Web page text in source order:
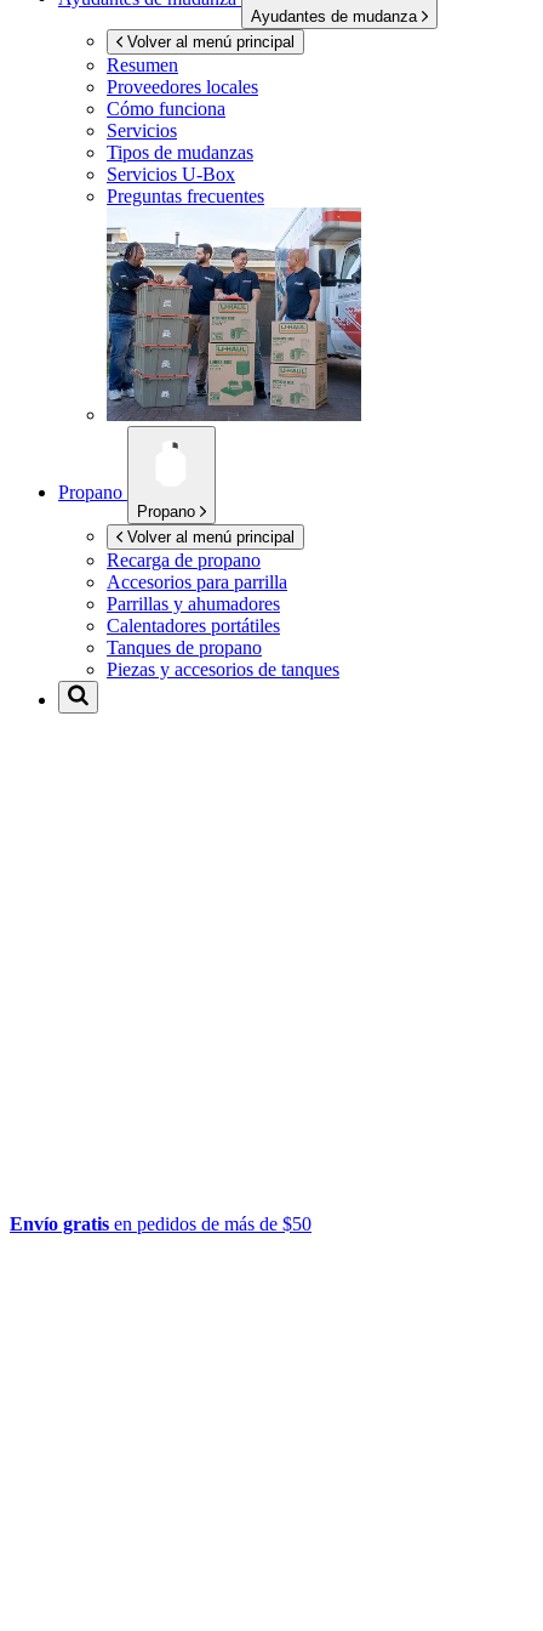
Ayudantes de mudanza
Volver al menú principal
Resumen
Proveedores locales
Cómo funciona
Servicios
Tipos de mudanzas
Servicios U-Box
Preguntas frecuentes
Propano
Propano
Volver al menú principal
Recarga de propano
Accesorios para parrilla
Parrillas y ahumadores
Calentadores portátiles
Tanques de propano
Piezas y accesorios de tanques
Envío gratis en pedidos de más de $50